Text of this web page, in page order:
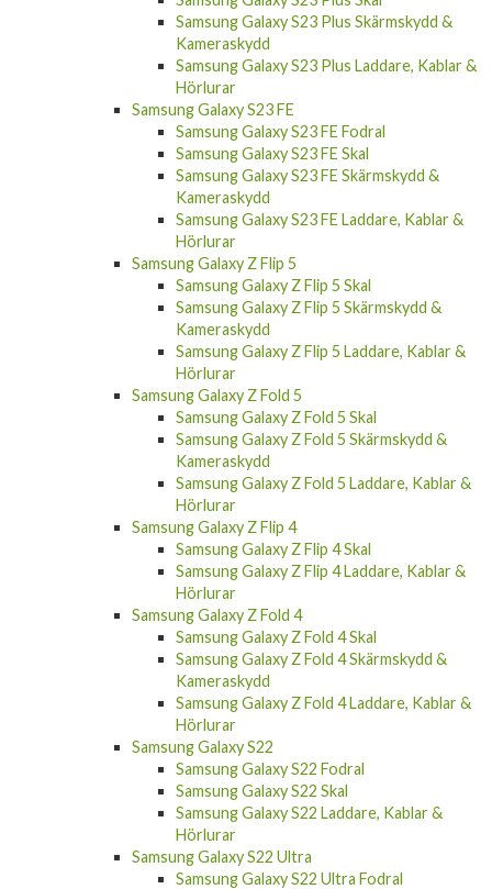
Samsung Galaxy S23 Plus Skärmskydd &
Kameraskydd
Samsung Galaxy S23 Plus Laddare, Kablar &
Hörlurar
Samsung Galaxy S23 FE
Samsung Galaxy S23 FE Fodral
Samsung Galaxy S23 FE Skal
Samsung Galaxy S23 FE Skärmskydd &
Kameraskydd
Samsung Galaxy S23 FE Laddare, Kablar &
Hörlurar
Samsung Galaxy Z Flip 5
Samsung Galaxy Z Flip 5 Skal
Samsung Galaxy Z Flip 5 Skärmskydd &
Kameraskydd
Samsung Galaxy Z Flip 5 Laddare, Kablar &
Hörlurar
Samsung Galaxy Z Fold 5
Samsung Galaxy Z Fold 5 Skal
Samsung Galaxy Z Fold 5 Skärmskydd &
Kameraskydd
Samsung Galaxy Z Fold 5 Laddare, Kablar &
Hörlurar
Samsung Galaxy Z Flip 4
Samsung Galaxy Z Flip 4 Skal
Samsung Galaxy Z Flip 4 Laddare, Kablar &
Hörlurar
Samsung Galaxy Z Fold 4
Samsung Galaxy Z Fold 4 Skal
Samsung Galaxy Z Fold 4 Skärmskydd &
Kameraskydd
Samsung Galaxy Z Fold 4 Laddare, Kablar &
Hörlurar
Samsung Galaxy S22
Samsung Galaxy S22 Fodral
Samsung Galaxy S22 Skal
Samsung Galaxy S22 Laddare, Kablar &
Hörlurar
Samsung Galaxy S22 Ultra
Samsung Galaxy S22 Ultra Fodral